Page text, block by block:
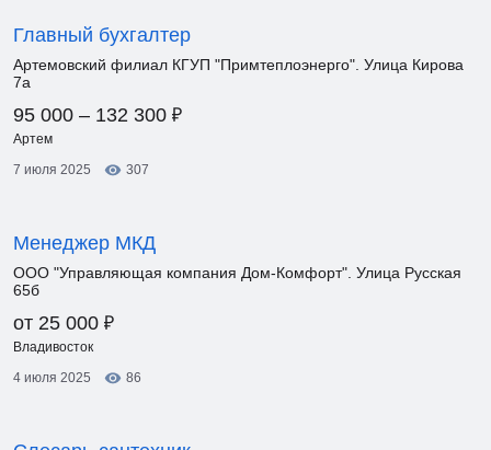
Главный бухгалтер
Артемовский филиал КГУП "Примтеплоэнерго". Улица Кирова
7а
95 000 – 132 300 ₽
Артем
7 июля 2025
307
Менеджер МКД
ООО "Управляющая компания Дом-Комфорт". Улица Русская
65б
от 25 000 ₽
Владивосток
4 июля 2025
86